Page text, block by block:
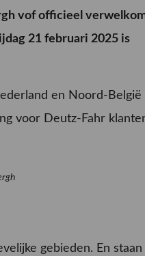
vof officieel
21 februari 2025 is
en Noord-
voor Deutz-Fahr
gebieden. En